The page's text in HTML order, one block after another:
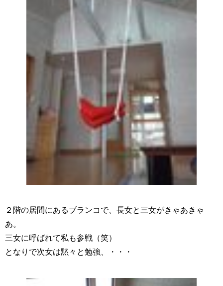
２階の居間にあるブランコで、長女と三女がきゃあきゃ
あ。
三女に呼ばれて私も参戦（笑）
となりで次女は黙々と勉強、・・・